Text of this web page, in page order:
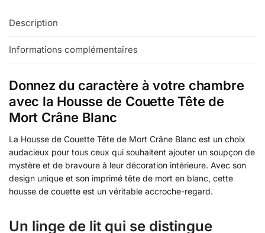
Description
Informations complémentaires
Donnez du caractère à votre chambre
avec la Housse de Couette Tête de
Mort Crâne Blanc
La Housse de Couette Tête de Mort Crâne Blanc est un choix
audacieux pour tous ceux qui souhaitent ajouter un soupçon de
mystère et de bravoure à leur décoration intérieure. Avec son
design unique et son imprimé tête de mort en blanc, cette
housse de couette est un véritable accroche-regard.
Un linge de lit qui se distingue